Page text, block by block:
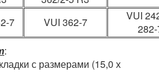
7 VUI 362-7
VUI
:
с размерами (15,0 х